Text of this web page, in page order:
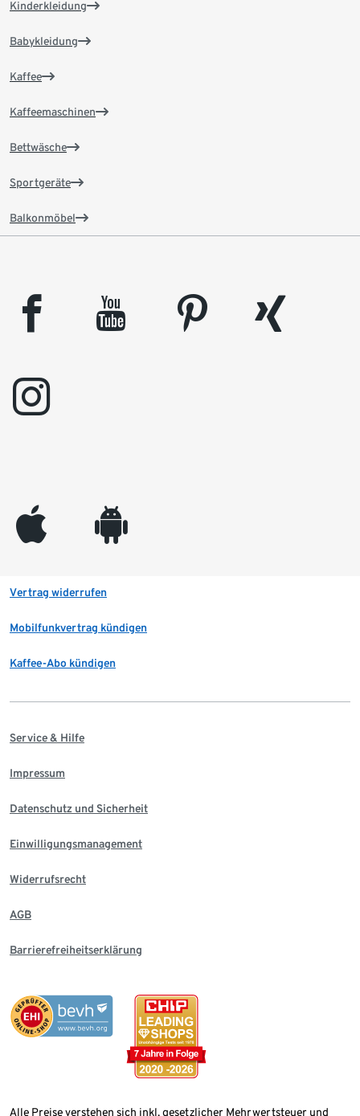
Kinderkleidung
Babykleidung
Kaffee
Kaffeemaschinen
Bettwäsche
Sportgeräte
Balkonmöbel
facebook youtube pinterest
xing
instagram
appleinc android
Vertrag widerrufen
Mobilfunkvertrag kündigen
Kaffee-Abo kündigen
Service & Hilfe
Impressum
Datenschutz und Sicherheit
Einwilligungsmanagement
Widerrufsrecht
AGB
Barrierefreiheitserklärung
Alle Preise verstehen sich inkl. gesetzlicher Mehrwertsteuer und